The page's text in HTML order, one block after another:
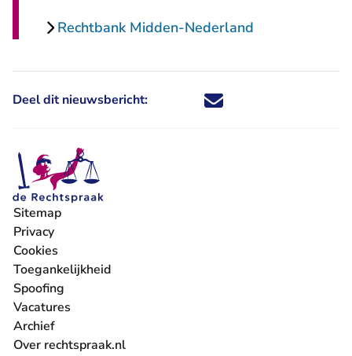
Rechtbank Midden-Nederland
Deel dit nieuwsbericht: Deel dit nieuwsbericht via X -
Deel dit nieuwsbericht via
Deel dit nieuwsbericht
Deel dit
Sitemap
Privacy
Cookies
Toegankelijkheid
Spoofing
Vacatures
- U verlaat Rechtspraak.nl
Archief
Over rechtspraak.nl